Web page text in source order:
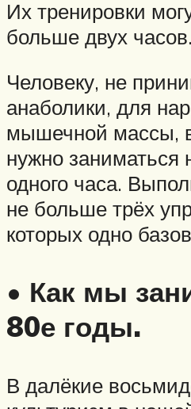
Их тренировки
больше двух часов.
Человеку, не
анаболики, для
мышечной массы,
нужно заниматься
одного часа.
не больше трёх
которых одно
• Как мы
80е годы.
В далёкие